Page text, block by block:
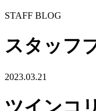
STAFF BLOG
スタッフ
2023.03.21